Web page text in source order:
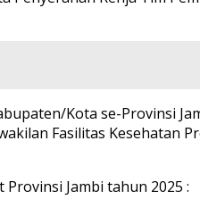
Kota se-Provinsi
Fasilitas Kesehatan
Jambi tahun 2025 :